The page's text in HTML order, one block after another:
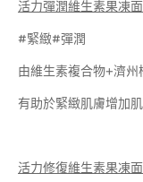
活力彈潤維生素果凍
#緊緻#彈潤
由維生素複合物+濟
有助於緊緻肌膚增加
活力修復維生素果凍